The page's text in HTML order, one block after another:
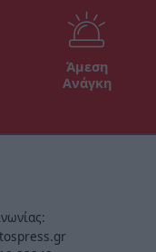
Άμεση
Ανάγκη